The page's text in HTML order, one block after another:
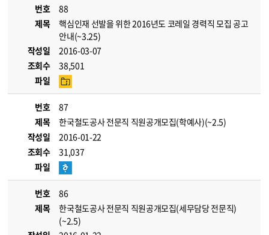
번호
88
제목
핵심인재 선발을 위한 2016년도 코레일 경력직 모집 공고
안내(~3.25)
작성일
2016-03-07
조회수
38,501
파일
번호
87
제목
한국철도공사 전문직 직원공개모집(학예사)(~2.5)
작성일
2016-01-22
조회수
31,037
파일
번호
86
제목
한국철도공사 전문직 직원공개모집(세무담당 전문직)
(~2.5)